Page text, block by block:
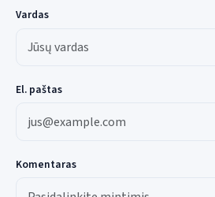
Vardas
El. paštas
Komentaras